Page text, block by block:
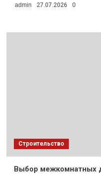
admin 27.07.2026 0
Строительство
Выбор межкомнатных